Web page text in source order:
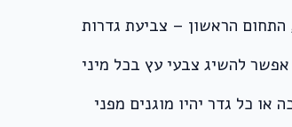
כל, התחום הראשון – צביעת גדרות
להשיג צבעי עץ בכל מיני
כל גדר יהיו מוגנים מפני